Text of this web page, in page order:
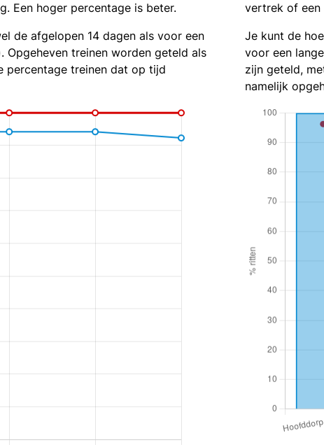
Een hoger percentage is beter.
de afgelopen 14 dagen als voor een
Opgeheven treinen worden geteld als
percentage treinen dat op tijd
vertrek of een
Je kunt de
voor een
zijn geteld,
namelijk